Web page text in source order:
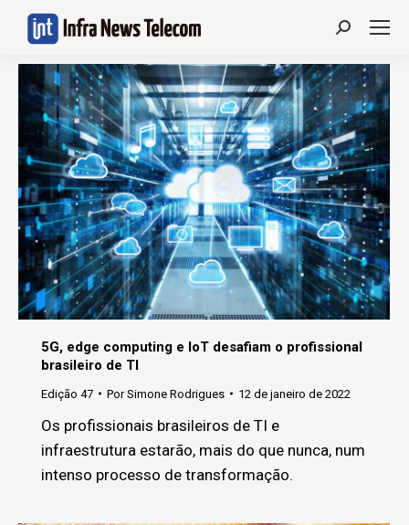
Search:
5G, edge computing e IoT desafiam o profissional
brasileiro de TI
Edição 47 PorSimone Rodrigues 12 de janeiro de 2022
Os profissionais brasileiros de TI e
infraestrutura estarão, mais do que nunca, num
intenso processo de transformação.